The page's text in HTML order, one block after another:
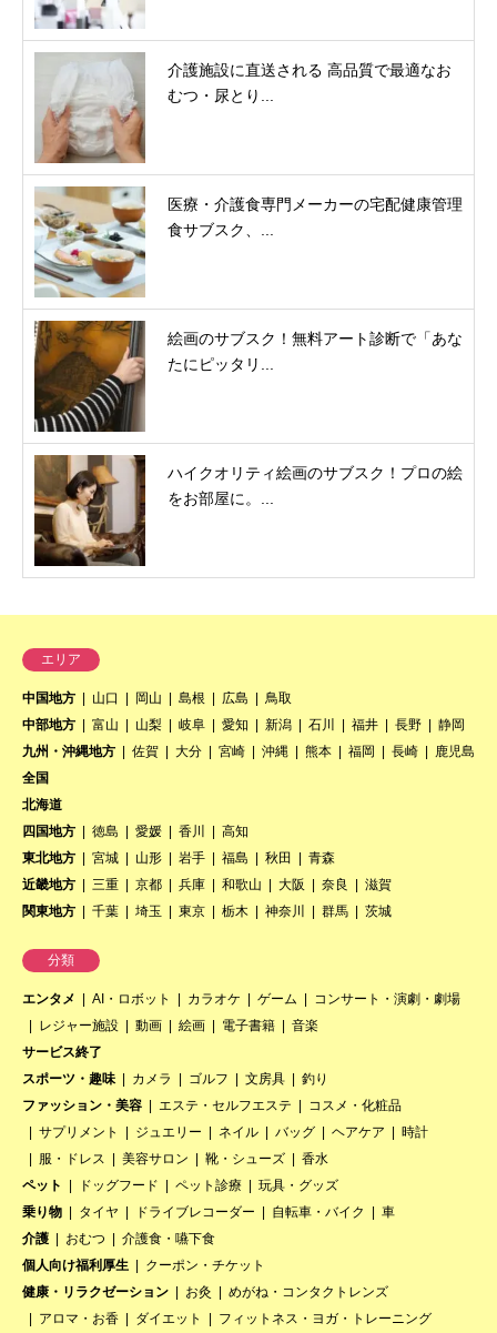
介護施設に直送される 高品質で最適なお
むつ・尿とり...
医療・介護食専門メーカーの宅配健康管理
食サブスク、...
絵画のサブスク！無料アート診断で「あな
たにピッタリ...
ハイクオリティ絵画のサブスク！プロの絵
をお部屋に。...
エリア
中国地方 山口 岡山 島根 広島
鳥取
中部地方
富山 山梨 岐阜 愛知 新潟 石川 福井 長野
静岡
九州・沖縄地方
佐賀 大分 宮崎 沖縄 熊本 福岡 長崎
鹿児島
全国
北海道
四国地方
徳島 愛媛 香川
高知
東北地方
宮城 山形 岩手 福島 秋田
青森
近畿地方
三重 京都 兵庫 和歌山 大阪 奈良
滋賀
関東地方
千葉 埼玉 東京 栃木 神奈川 群馬 茨城
分類
エンタメ AI・ロボット カラオケ ゲーム
コンサート・演劇・劇場
レジャー施設
動画 絵画 電子書籍
音楽
サービス終了
スポーツ・趣味
カメラ ゴルフ 文房具
釣り
ファッション・美容
エステ・セルフエステ
コスメ・化粧品
サプリメント
ジュエリー ネイル バッグ ヘアケア
時計
服・ドレス
美容サロン 靴・シューズ
香水
ペット
ドッグフード ペット診療
玩具・グッズ
乗り物
タイヤ ドライブレコーダー 自転車・バイク
車
介護
おむつ
介護食・嚥下食
個人向け福利厚生
クーポン・チケット
健康・リラクゼーション
お灸
めがね・コンタクトレンズ
アロマ・お香
ダイエット
フィットネス・ヨガ・トレーニング